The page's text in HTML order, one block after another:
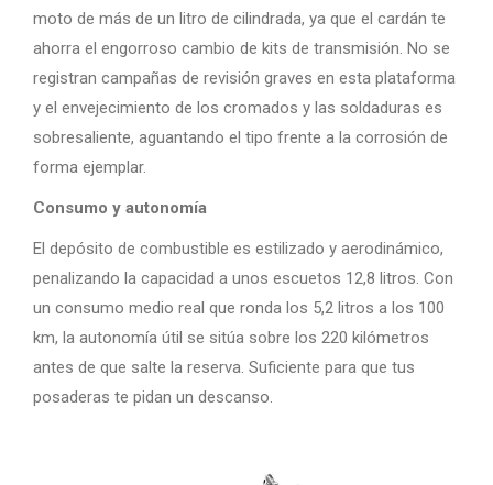
moto de más de un litro de cilindrada, ya que el cardán te
ahorra el engorroso cambio de kits de transmisión. No se
registran campañas de revisión graves en esta plataforma
y el envejecimiento de los cromados y las soldaduras es
sobresaliente, aguantando el tipo frente a la corrosión de
forma ejemplar.
Consumo y autonomía
El depósito de combustible es estilizado y aerodinámico,
penalizando la capacidad a unos escuetos 12,8 litros. Con
un consumo medio real que ronda los 5,2 litros a los 100
km, la autonomía útil se sitúa sobre los 220 kilómetros
antes de que salte la reserva. Suficiente para que tus
posaderas te pidan un descanso.